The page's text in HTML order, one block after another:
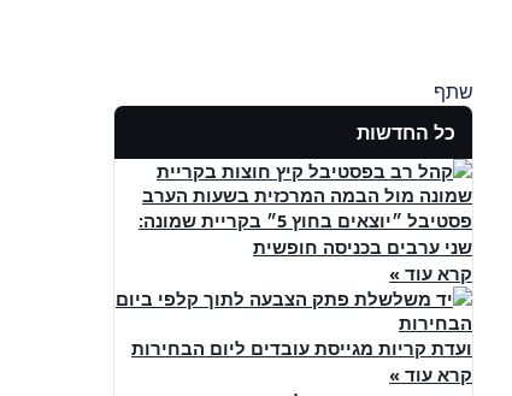
שתף
כל החדשות
פסטיבל ״יוצאים בחוץ 5״ בקריית שמונה:
שני ערבים בכניסה חופשית
קרא עוד »
ועדת קריות מגייסת עובדים ליום הבחירות
קרא עוד »